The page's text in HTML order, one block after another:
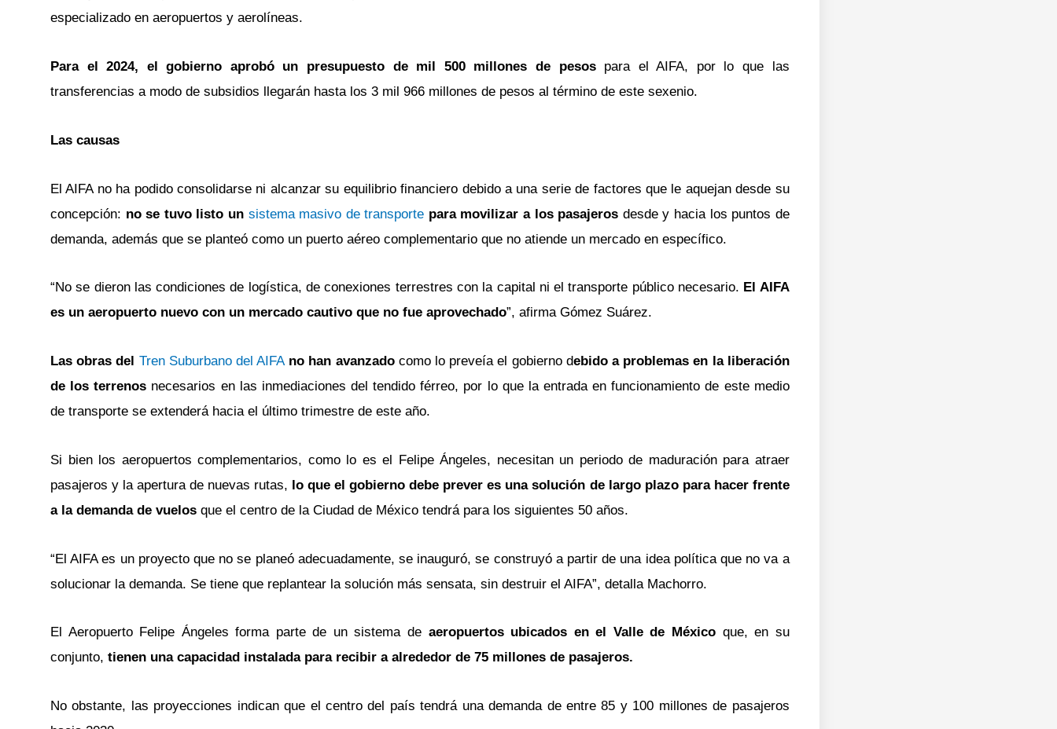
especializado en aeropuertos y aerolíneas.
Para el 2024, el gobierno aprobó un presupuesto de mil 500 millones de pesospara el AIFA, por lo que las
transferencias a modo de subsidios llegarán hasta los 3 mil 966 millones de pesos al término de este sexenio.
Las causas
El AIFA no ha podido consolidarse ni alcanzar su equilibrio financiero debido a una serie de factores que le aquejan desde su
concepción: no se tuvo listo unsistema masivo de transporte para movilizar a los pasajeros desde y hacia los puntos de
demanda, además que se planteó como un puerto aéreo complementario que no atiende un mercado en específico.
“No se dieron las condiciones de logística, de conexiones terrestres con la capital ni el transporte público necesario. El AIFA
es un aeropuerto nuevo con un mercado cautivo que no fue aprovechado”, afirma Gómez Suárez.
Las obras del Tren Suburbano del AIFA no han avanzadocomo lo preveía el gobierno debido a problemas en la liberación
de los terrenos necesarios en las inmediaciones del tendido férreo, por lo que la entrada en funcionamiento de este medio
de transporte se extenderá hacia el último trimestre de este año.
Si bien los aeropuertos complementarios, como lo es el Felipe Ángeles, necesitan un periodo de maduración para atraer
pasajeros y la apertura de nuevas rutas, lo que el gobierno debe prever es una solución de largo plazo para hacer frente
a la demanda de vuelos que el centro de la Ciudad de México tendrá para los siguientes 50 años.
“El AIFA es un proyecto que no se planeó adecuadamente, se inauguró, se construyó a partir de una idea política que no va a
solucionar la demanda. Se tiene que replantear la solución más sensata, sin destruir el AIFA”, detalla Machorro.
El Aeropuerto Felipe Ángeles forma parte de un sistema de aeropuertos ubicados en el Valle de México que, en su
conjunto, tienen una capacidad instalada para recibir a alrededor de 75 millones de pasajeros.
No obstante, las proyecciones indican que el centro del país tendrá una demanda de entre 85 y 100 millones de pasajeros